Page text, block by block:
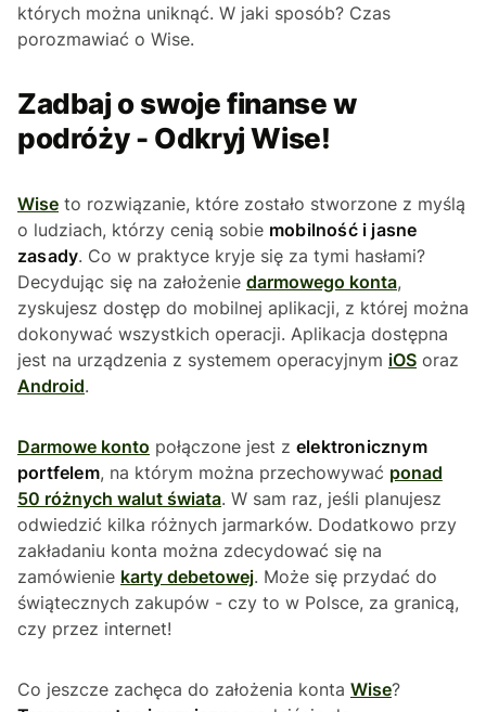
których można uniknąć. W jaki sposób? Czas
porozmawiać o Wise.
Zadbaj o swoje finanse w
podróży - Odkryj Wise!
Wise to rozwiązanie, które zostało stworzone z myślą
o ludziach, którzy cenią sobie mobilność i jasne
zasady. Co w praktyce kryje się za tymi hasłami?
Decydując się na założenie darmowego konta,
zyskujesz dostęp do mobilnej aplikacji, z której można
dokonywać wszystkich operacji. Aplikacja dostępna
jest na urządzenia z systemem operacyjnym iOS oraz
Android.
Darmowe konto połączone jest z elektronicznym
portfelem, na którym można przechowywać ponad
50 różnych walut świata. W sam raz, jeśli planujesz
odwiedzić kilka różnych jarmarków. Dodatkowo przy
zakładaniu konta można zdecydować się na
zamówienie karty debetowej. Może się przydać do
świątecznych zakupów - czy to w Polsce, za granicą,
czy przez internet!
Co jeszcze zachęca do założenia konta Wise?